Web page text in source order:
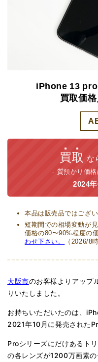
iPhone 13 pro
買取価
買取 な
質預かり価
2024
本品は販売品ではござ
短期間での相場変動が
価格の80〜90%程度の
わせ下さい。
（2026/8
大阪市のお客様よりアップ
りいたしました。
お持ちいただいたのは、
2021年10月に発売された
Proシリーズにだけあるト
の各レンズが1200万画素